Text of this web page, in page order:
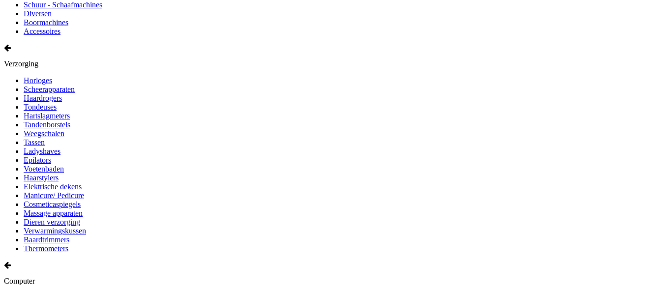
Schuur - Schaafmachines
Diversen
Boormachines
Accessoires
Verzorging
Horloges
Scheerapparaten
Haardrogers
Tondeuses
Hartslagmeters
Tandenborstels
Weegschalen
Tassen
Ladyshaves
Epilators
Voetenbaden
Haarstylers
Elektrische dekens
Manicure/ Pedicure
Cosmeticaspiegels
Massage apparaten
Dieren verzorging
Verwarmingskussen
Baardtrimmers
Thermometers
Computer